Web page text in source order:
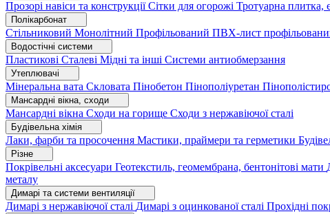
Прозорі навіси та конструкціїСітки для огорожі Тротуарна плитка,
Полікарбонат
Стільниковий Монолітний Профільований ПВХ-лист
Водостічні системи
Пластикові Сталеві Мідні та інші Системи антиобмерзання
Утеплювачі
Мінеральна вата Скловата Пінобетон Пінополіуретан
Мансардні вікна, сходи
Мансардні вікна Сходи на горище Сходи з нержавіючої сталі
Будівельна хімія
Лаки, фарби та просочення Мастики, праймери та герметики
Різне
Покрівельні аксесуари Геотекстиль, геомембрана, бентонітові мати
металу
Димарі та системи вентиляції
Димарі з нержавіючої сталі Димарі з оцинкованої сталі Прохідні